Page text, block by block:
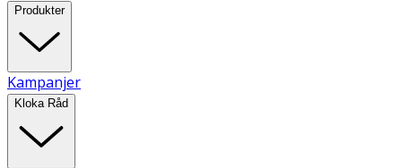
Produkter
Kampanjer
Kloka Råd